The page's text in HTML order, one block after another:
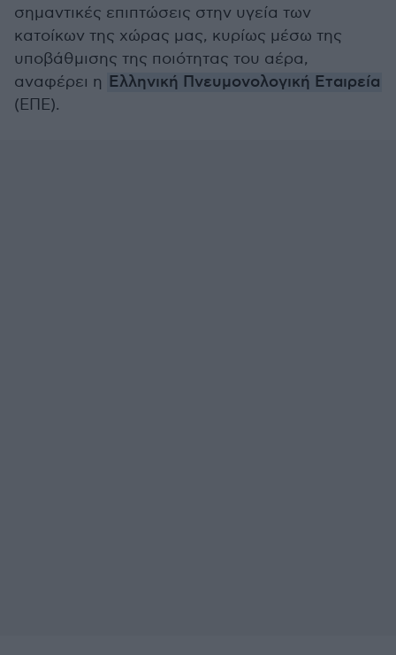
σημαντικές επιπτώσεις στην υγεία των
κατοίκων της χώρας μας, κυρίως μέσω της
υποβάθμισης της ποιότητας του αέρα,
αναφέρει η Ελληνική Πνευμονολογική Εταιρεία
(ΕΠΕ).